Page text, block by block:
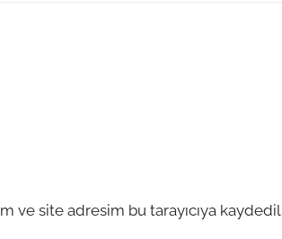
ve site adresim bu tarayıcıya